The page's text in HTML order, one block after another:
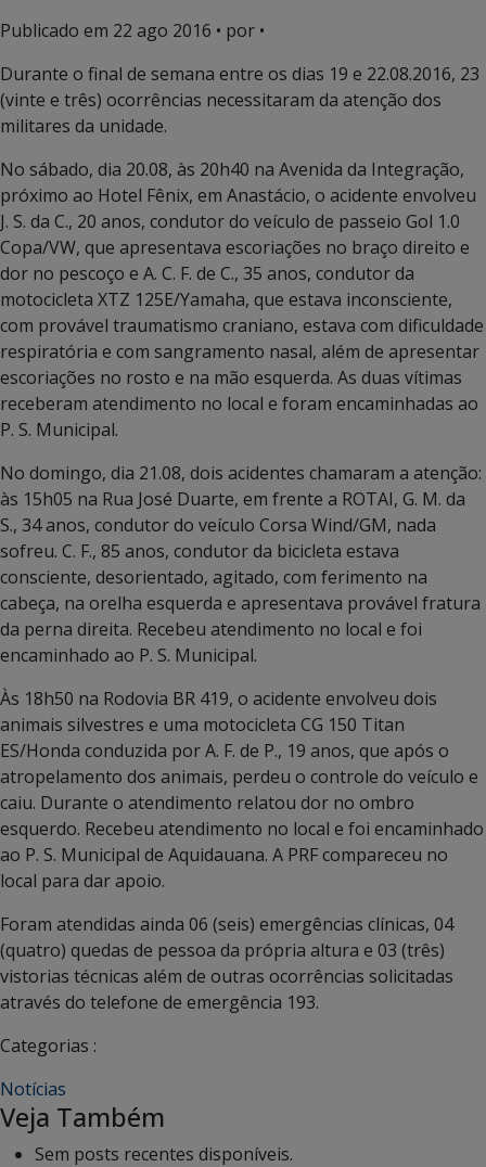
Publicado em 22 ago 2016 • por •
Durante o final de semana entre os dias 19 e 22.08.2016, 23
(vinte e três) ocorrências necessitaram da atenção dos
militares da unidade.
No sábado, dia 20.08, às 20h40 na Avenida da Integração,
próximo ao Hotel Fênix, em Anastácio, o acidente envolveu
J. S. da C., 20 anos, condutor do veículo de passeio Gol 1.0
Copa/VW, que apresentava escoriações no braço direito e
dor no pescoço e A. C. F. de C., 35 anos, condutor da
motocicleta XTZ 125E/Yamaha, que estava inconsciente,
com provável traumatismo craniano, estava com dificuldade
respiratória e com sangramento nasal, além de apresentar
escoriações no rosto e na mão esquerda. As duas vítimas
receberam atendimento no local e foram encaminhadas ao
P. S. Municipal.
No domingo, dia 21.08, dois acidentes chamaram a atenção:
às 15h05 na Rua José Duarte, em frente a ROTAI, G. M. da
S., 34 anos, condutor do veículo Corsa Wind/GM, nada
sofreu. C. F., 85 anos, condutor da bicicleta estava
consciente, desorientado, agitado, com ferimento na
cabeça, na orelha esquerda e apresentava provável fratura
da perna direita. Recebeu atendimento no local e foi
encaminhado ao P. S. Municipal.
Às 18h50 na Rodovia BR 419, o acidente envolveu dois
animais silvestres e uma motocicleta CG 150 Titan
ES/Honda conduzida por A. F. de P., 19 anos, que após o
atropelamento dos animais, perdeu o controle do veículo e
caiu. Durante o atendimento relatou dor no ombro
esquerdo. Recebeu atendimento no local e foi encaminhado
ao P. S. Municipal de Aquidauana. A PRF compareceu no
local para dar apoio.
Foram atendidas ainda 06 (seis) emergências clínicas, 04
(quatro) quedas de pessoa da própria altura e 03 (três)
vistorias técnicas além de outras ocorrências solicitadas
através do telefone de emergência 193.
Categorias :
Notícias
Veja Também
Sem posts recentes disponíveis.